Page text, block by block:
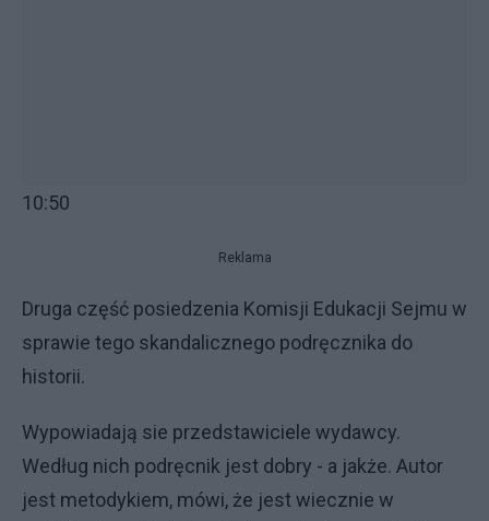
10:50
Reklama
Druga część posiedzenia Komisji Edukacji Sejmu w
sprawie tego skandalicznego podręcznika do
historii.
Wypowiadają sie przedstawiciele wydawcy.
Według nich podręcnik jest dobry - a jakże. Autor
jest metodykiem, mówi, że jest wiecznie w